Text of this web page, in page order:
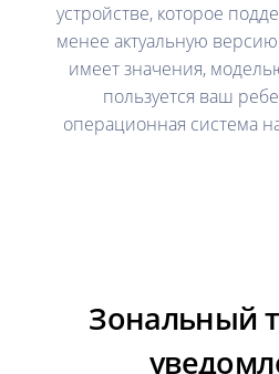
устройстве, которое
менее актуальную
имеет значения,
пользуется ваш
операционная система
Зональный